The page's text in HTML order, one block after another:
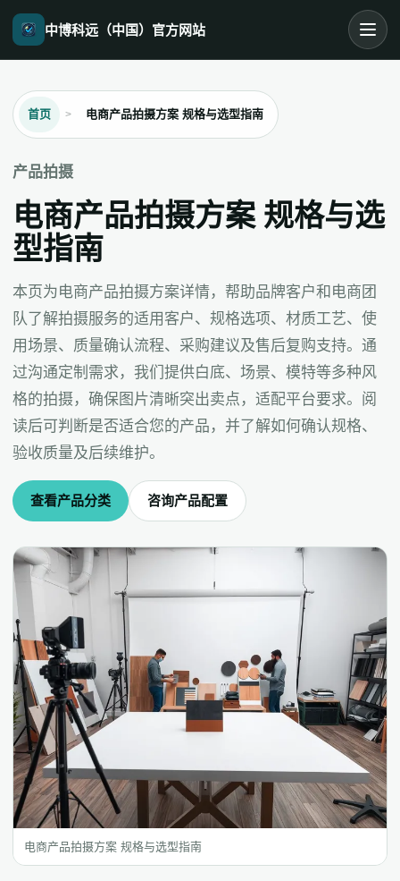
中博科远（中国）官方网站
首页 电商产品拍摄方案 规格与选型指南
产品拍摄
电商产品拍摄方案 规格与选
型指南
本页为电商产品拍摄方案详情，帮助品牌客户和电商团
队了解拍摄服务的适用客户、规格选项、材质工艺、使
用场景、质量确认流程、采购建议及售后复购支持。通
过沟通定制需求，我们提供白底、场景、模特等多种风
格的拍摄，确保图片清晰突出卖点，适配平台要求。阅
读后可判断是否适合您的产品，并了解如何确认规格、
验收质量及后续维护。
查看产品分类 咨询产品配置
电商产品拍摄方案 规格与选型指南